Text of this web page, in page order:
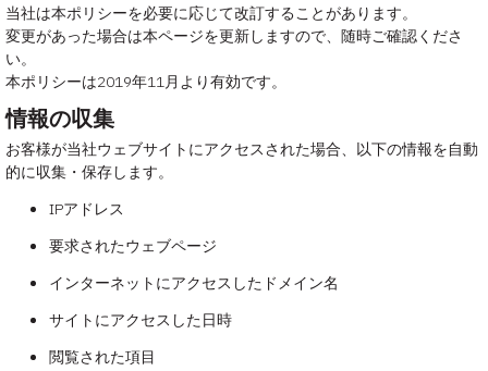
当社は本ポリシーを必要に応じて改訂することがあります。
変更があった場合は本ページを更新しますので、随時ご確認くださ
い。
本ポリシーは2019年11月より有効です。
情報の収集
お客様が当社ウェブサイトにアクセスされた場合、以下の情報を自動
的に収集・保存します。
IPアドレス
要求されたウェブページ
インターネットにアクセスしたドメイン名
サイトにアクセスした日時
閲覧された項目